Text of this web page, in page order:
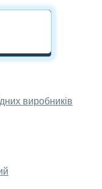
виробників